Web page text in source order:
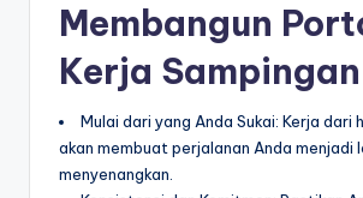
Membangun
Kerja Sampingan
Mulai dari yang Anda Sukai: Kerja dari
akan membuat perjalanan Anda menjadi
menyenangkan.